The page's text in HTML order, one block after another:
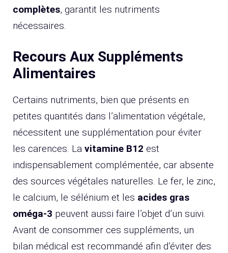
complètes, garantit les nutriments
nécessaires.
Recours Aux Suppléments
Alimentaires
Certains nutriments, bien que présents en
petites quantités dans l’alimentation végétale,
nécessitent une supplémentation pour éviter
les carences. La vitamine B12 est
indispensablement complémentée, car absente
des sources végétales naturelles. Le fer, le zinc,
le calcium, le sélénium et les acides gras
oméga-3 peuvent aussi faire l’objet d’un suivi.
Avant de consommer ces suppléments, un
bilan médical est recommandé afin d’éviter des